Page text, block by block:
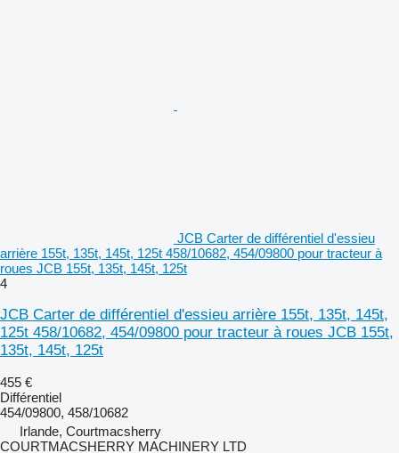
JCB Carter de différentiel d'essieu
arrière 155t, 135t, 145t, 125t 458/10682, 454/09800 pour tracteur à
roues JCB 155t, 135t, 145t, 125t
4
JCB Carter de différentiel d'essieu arrière 155t, 135t, 145t,
125t 458/10682, 454/09800 pour tracteur à roues JCB 155t,
135t, 145t, 125t
455 €
Différentiel
454/09800, 458/10682
Irlande, Courtmacsherry
COURTMACSHERRY MACHINERY LTD